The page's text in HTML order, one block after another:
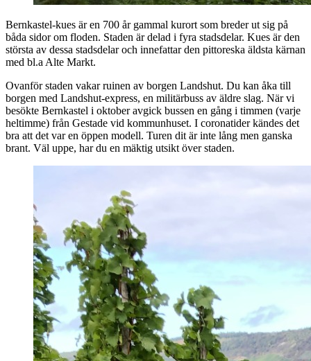
Bernkastel-kues är en 700 år gammal kurort som breder ut sig på
båda sidor om floden. Staden är delad i fyra stadsdelar. Kues är den
största av dessa stadsdelar och innefattar den pittoreska äldsta kärnan
med bl.a Alte Markt.
Ovanför staden vakar ruinen av borgen Landshut. Du kan åka till
borgen med Landshut-express, en militärbuss av äldre slag. När vi
besökte Bernkastel i oktober avgick bussen en gång i timmen (varje
heltimme) från Gestade vid kommunhuset. I coronatider kändes det
bra att det var en öppen modell. Turen dit är inte lång men ganska
brant. Väl uppe, har du en mäktig utsikt över staden.